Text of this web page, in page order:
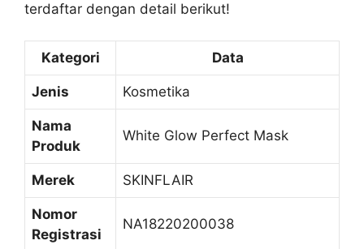
terdaftar dengan detail berikut!
Kategori Data
Jenis Kosmetika
Nama
Produk
White Glow Perfect Mask
Merek SKINFLAIR
Nomor
Registrasi
NA18220200038